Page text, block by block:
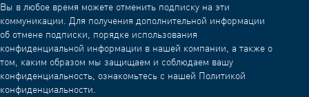
Вы в любое время можете отменить подписку на эти
коммуникации. Для получения дополнительной информации
об отмене подписки, порядке использования
конфиденциальной информации в нашей компании, а также о
том, каким образом мы защищаем и соблюдаем вашу
конфиденциальность, ознакомьтесь с нашей Политикой
конфиденциальности.